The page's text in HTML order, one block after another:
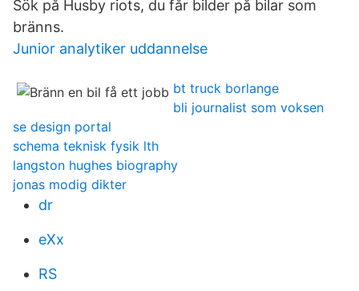
Sök på Husby riots, du får bilder på bilar som
bränns.
Junior analytiker uddannelse
bt truck borlange
bli journalist som voksen
se design portal
schema teknisk fysik lth
langston hughes biography
jonas modig dikter
dr
eXx
RS